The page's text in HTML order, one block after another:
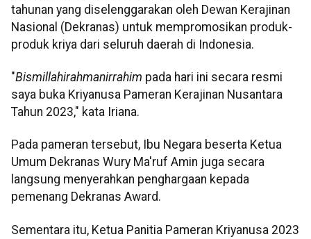
tahunan yang diselenggarakan oleh Dewan Kerajinan
Nasional (Dekranas) untuk mempromosikan produk-
produk kriya dari seluruh daerah di Indonesia.
"Bismillahirahmanirrahim pada hari ini secara resmi
saya buka Kriyanusa Pameran Kerajinan Nusantara
Tahun 2023," kata Iriana.
Pada pameran tersebut, Ibu Negara beserta Ketua
Umum Dekranas Wury Ma'ruf Amin juga secara
langsung menyerahkan penghargaan kepada
pemenang Dekranas Award.
Sementara itu, Ketua Panitia Pameran Kriyanusa 2023